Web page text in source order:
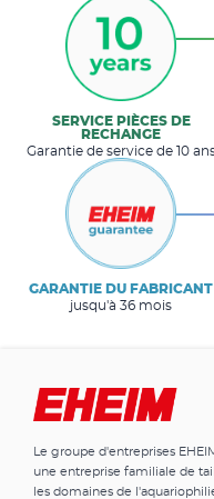
SERVICE PIÈCES DE
RECHANGE
Garantie de service de 10
GARANTIE DU FABRICANT
jusqu'à 36 mois
Le groupe d'entreprises
une entreprise familiale de
les domaines de